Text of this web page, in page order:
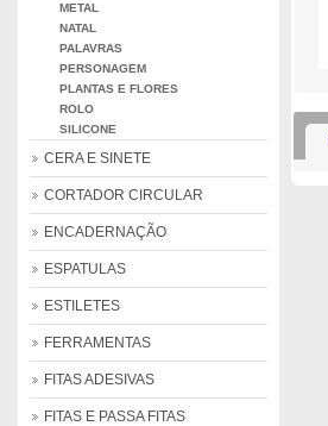
METAL
NATAL
PALAVRAS
PERSONAGEM
PLANTAS E FLORES
ROLO
SILICONE
CERA E SINETE
CORTADOR CIRCULAR
ENCADERNAÇÃO
ESPATULAS
ESTILETES
FERRAMENTAS
FITAS ADESIVAS
FITAS E PASSA FITAS